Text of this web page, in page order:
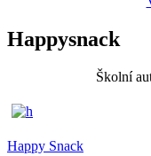
Happysnack
Školní
Happy Snack